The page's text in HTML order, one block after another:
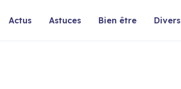
Actus Astuces Bien être Divers